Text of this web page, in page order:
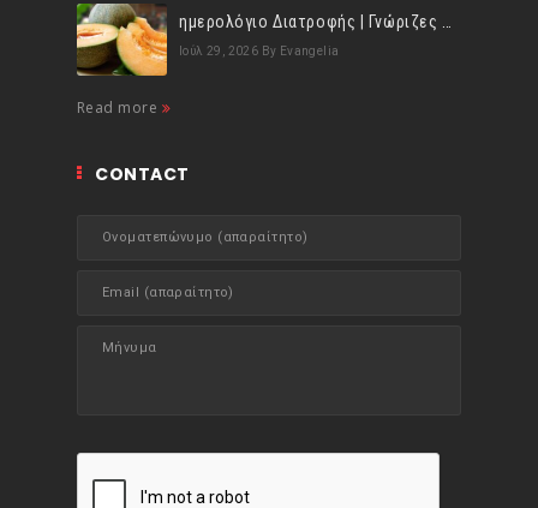
ημερολόγιο Διατροφής | Γνώριζες ότι, το πεπόνι περιέχει πολλές βιταμίνες;
Ιούλ 29, 2026 By Evangelia
Read more
CONTACT